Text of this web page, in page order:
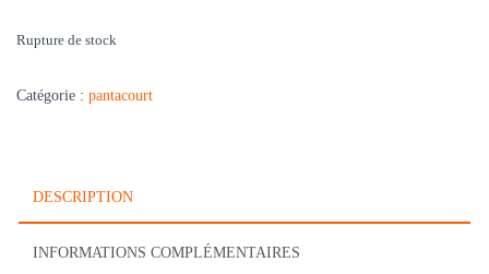
Rupture de stock
Catégorie : pantacourt
DESCRIPTION
INFORMATIONS COMPLÉMENTAIRES